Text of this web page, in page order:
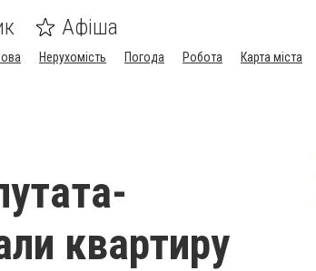
Афіша
Нерухомість Погода Робота
Карта міста
квартиру